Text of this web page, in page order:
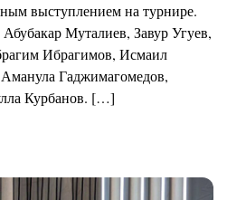
выступлением на турнире.
Муталиев, Завур Угуев,
Ибрагимов, Исмаил
Гаджимагомедов,
Курбанов. […]